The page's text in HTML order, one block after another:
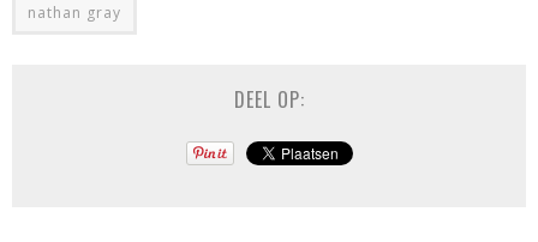
nathan gray
DEEL OP: